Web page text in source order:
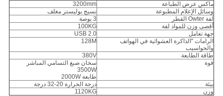
ماكس عرض الطباعة
3200mm
وسائل الإعلام المطبوعة
نسيج بوليستر مغلف
لفة Owter القطر
3 بوصة
أقصى وزن للمواد لفة
100KG
جهة تعامل
USB 2.0
الرامات "الذاكرة العشوائية في الهواتف
والحواسيب
128M
طاقة الطابعة
380V
قوة
سخان صبغ التسامي المباشر
3500W
طابعة 2000W
بيئة
درجة الحرارة 20-32 درجة
وزن
1120KG